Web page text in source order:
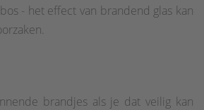
- het effect van brandend glas kan
brandjes als je dat veilig kan